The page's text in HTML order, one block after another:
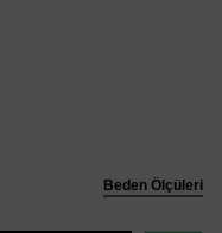
Beden Ölçüleri